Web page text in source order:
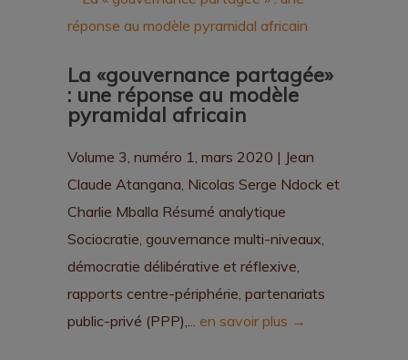
La «gouvernance partagée»
: une réponse au modèle
pyramidal africain
Volume 3, numéro 1, mars 2020 | Jean
Claude Atangana, Nicolas Serge Ndock et
Charlie Mballa Résumé analytique
Sociocratie, gouvernance multi-niveaux,
démocratie délibérative et réflexive,
rapports centre-périphérie, partenariats
public-privé (PPP),... en savoir plus →